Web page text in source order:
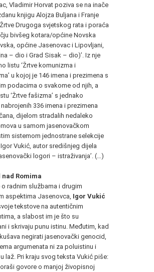
Vladimir Horvat poziva se na inače
knjigu Alojza Buljana i Franje
Drugoga svjetskog rata i poraća
bivšeg kotara/općine Novska
općine Jasenovac i Lipovljani,
– dio i Grad Sisak – dio)’. Iz nje
listu ‘Žrtve komunizma i
u kojoj je 146 imena i prezimena s
podacima o svakome od njih, a
‘Žrtve fašizma’ s jednako
336 imena i prezimena
dijelom stradalih nedaleko
u samom jasenovačkom
sistemom jednostrane selekcije
Vukić, autor središnjeg dijela
logori – istraživanja’. (…)
nad Romima
radnim službama i drugim
aspektima Jasenovca, Igor Vukić
tekstove na autentičnim
a slabost im je što su
i skrivaju punu istinu. Međutim, kad
negirati jasenovački genocid,
argumenata ni za poluistinu i
laž. Pri kraju svog teksta Vukić piše:
govore o manjoj živopisnoj